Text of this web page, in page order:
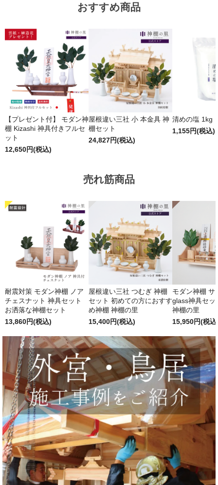
おすすめ商品
【プレゼント付】 モダン神
棚 Kizashi 神具付きフルセ
ット
12,650円(税込)
屋根違い三社 小 本金具 神
棚セット
24,827円(税込)
清めの塩 1kg
1,155円(税込)
売れ筋商品
耐震対策 モダン神棚 ノア
チェスナット 神具セット
お洒落な神棚セット
13,860円(税込)
屋根違い三社 つむぎ 神棚
セット 初めての方におすす
め神棚 神棚の里
15,400円(税込)
モダン神棚 サ
glass神具セッ
神棚の里
15,950円(税込